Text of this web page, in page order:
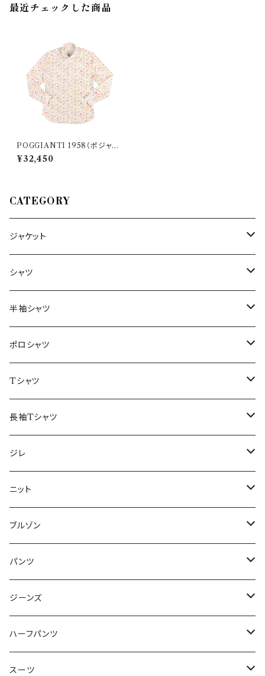
最近チェックした商品
POGGIANTI 1958（ポジャン
ティ 1958） 長袖シャツ 332E21
-02 25305
¥32,450
CATEGORY
ジャケット
～44/S
46/M
48/L
50/XL～
シャツ
～44/S
46/M
48/L
50/XL～
半袖シャツ
～44/S
46/M
48/L
50/XL～
ポロシャツ
～44/S
46/M
48/L
50/XL～
Tシャツ
～44/S
46/M
48/L
50/XL～
長袖Tシャツ
～44/S
46/M
48/L
50/XL～
ジレ
～44/S
46/M
48/L
50/XL～
ニット
～44/S
46/M
48/L
50/XL～
ブルゾン
～44/S
46/M
48/L
50/XL～
パンツ
～44/S
46/M
48/L
ジーンズ
～44/S
46/M
ハーフパンツ
～44/S
スーツ